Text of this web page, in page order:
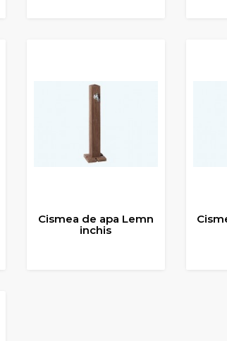
Cismea de apa Lemn
inchis